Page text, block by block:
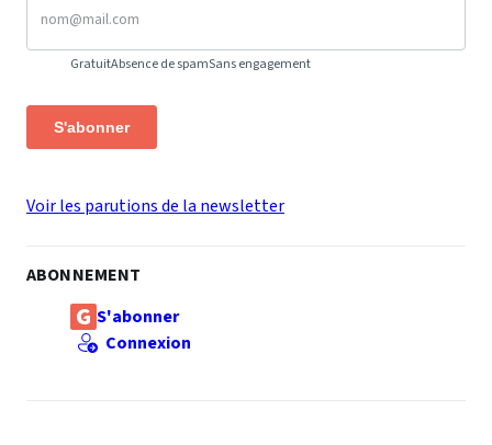
GratuitAbsence de spamSans engagement
S'abonner
Voir les parutions de la newsletter
ABONNEMENT
S'abonner
Connexion